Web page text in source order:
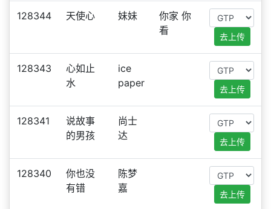
128344 天使心 妹妹
你家 你
看
去上传
128343
心如止
水
ice
paper
去上传
128341
说故事
的男孩
尚士
达
去上传
128340
你也没
有错
陈梦
嘉
去上传